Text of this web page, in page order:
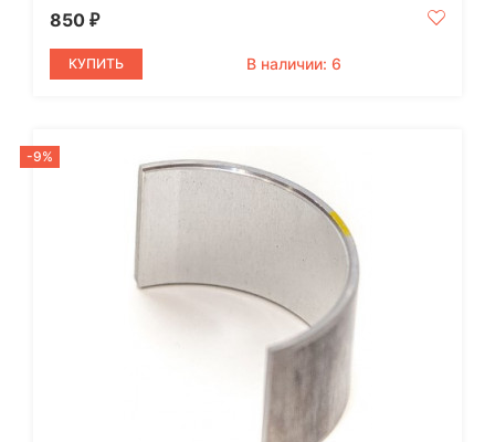
850 ₽
КУПИТЬ В наличии: 6
-9%